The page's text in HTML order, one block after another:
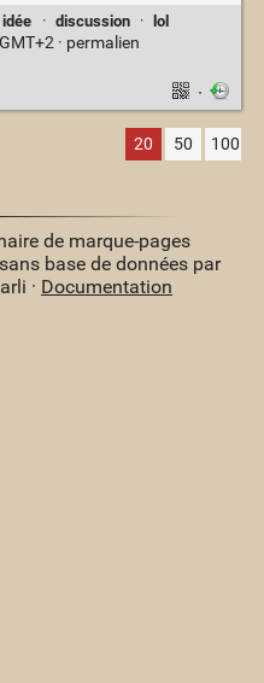
idée · discussion · lol
· permalien
·
20 50 100
de marque-pages
base de données par
· Documentation